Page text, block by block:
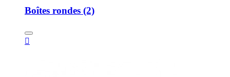
Boîtes rondes (2)
